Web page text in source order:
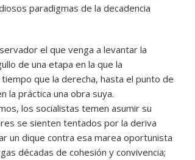
paradigmas de la decadencia
el que venga a levantar la
de una etapa en la que la
que la derecha, hasta el punto de
la práctica una obra suya.
los socialistas temen asumir su
se sienten tentados por la deriva
un dique contra esa marea oportunista
décadas de cohesión y convivencia;